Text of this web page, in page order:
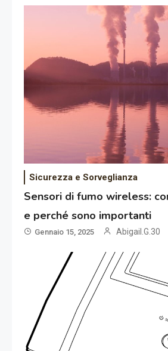
Sicurezza e Sorveglianza
Sensori di fumo wireless:
e perché sono importanti
Gennaio 15, 2025 Abigail.G.30